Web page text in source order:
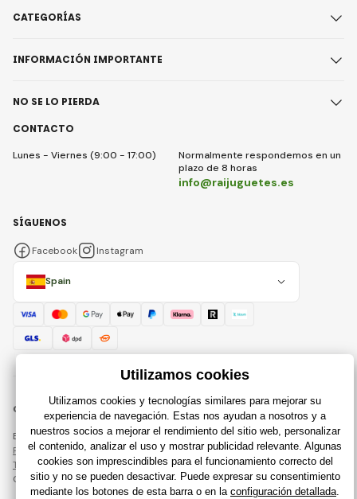
CONTACTO
Lunes - Viernes (9:00 - 17:00)
Normalmente respondemos en un
plazo de 8 horas
info@raijuguetes.es
CATEGORÍAS
INFORMACIÓN IMPORTANTE
NO SE LO PIERDA
Spain
SÍGUENOS
Facebook Instagram
© 2018 - 2026 Raijuguetes.es, Todos los derechos reservados
Esta página está protegida por reCAPTCHA y se aplican
Política de privacidadcompañías de Google y su
Términos y condiciones.
Creación de tiendas en línea eficientes desdeRIESENIA